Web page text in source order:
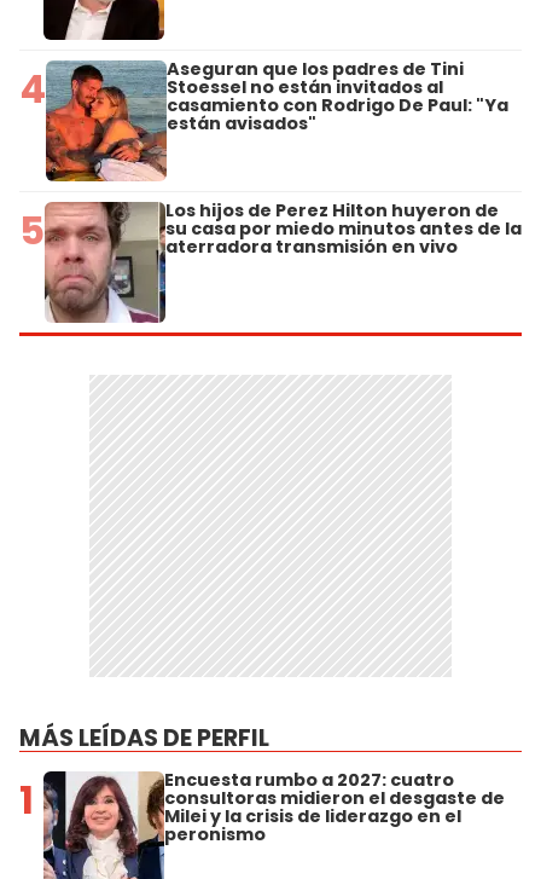
4 Aseguran que los padres de Tini
Stoessel no están invitados al
casamiento con Rodrigo De Paul: "Ya
están avisados"
5 Los hijos de Perez Hilton huyeron de
su casa por miedo minutos antes de la
aterradora transmisión en vivo
MÁS LEÍDAS DE PERFIL
1 Encuesta rumbo a 2027: cuatro
consultoras midieron el desgaste de
Milei y la crisis de liderazgo en el
peronismo